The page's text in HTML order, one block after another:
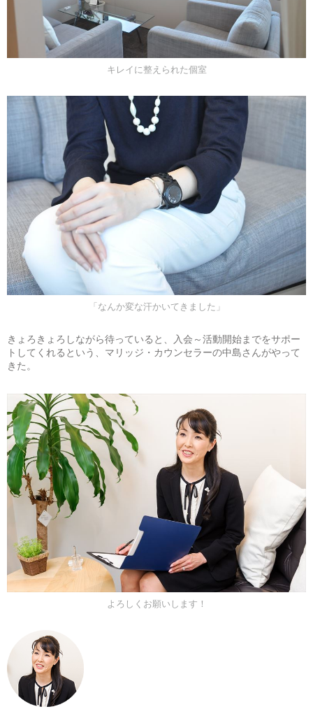
キレイに整えられた個室
「なんか変な汗かいてきました」
きょろきょろしながら待っていると、入会～活動開始までをサポー
トしてくれるという、マリッジ・カウンセラーの中島さんがやって
きた。
よろしくお願いします！